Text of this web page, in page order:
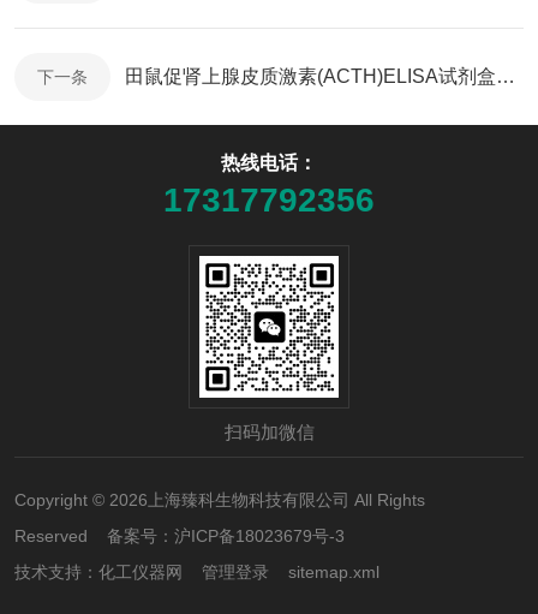
下一条 田鼠促肾上腺皮质激素(ACTH)ELISA试剂盒课题研究
热线电话：
17317792356
扫码加微信
Copyright © 2026上海臻科生物科技有限公司 All Rights
Reserved 备案号： 沪ICP备18023679号-3
技术支持： 化工仪器网 管理登录 sitemap.xml